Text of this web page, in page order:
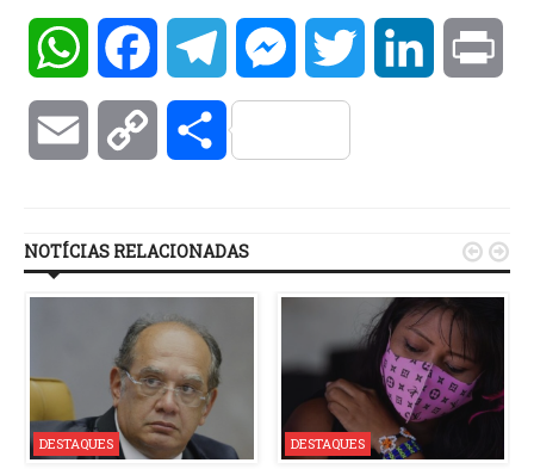
WhatsAppFacebookTelegramMessengerTwitter LinkedIn
Email Copy Compartilhar
NOTÍCIAS RELACIONADAS
DESTAQUES DESTAQUES
 